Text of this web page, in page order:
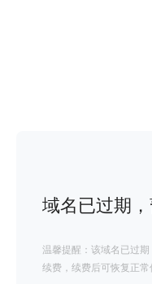
域名已过期
温馨提醒：该域名已过
续费，续费后可恢复正常